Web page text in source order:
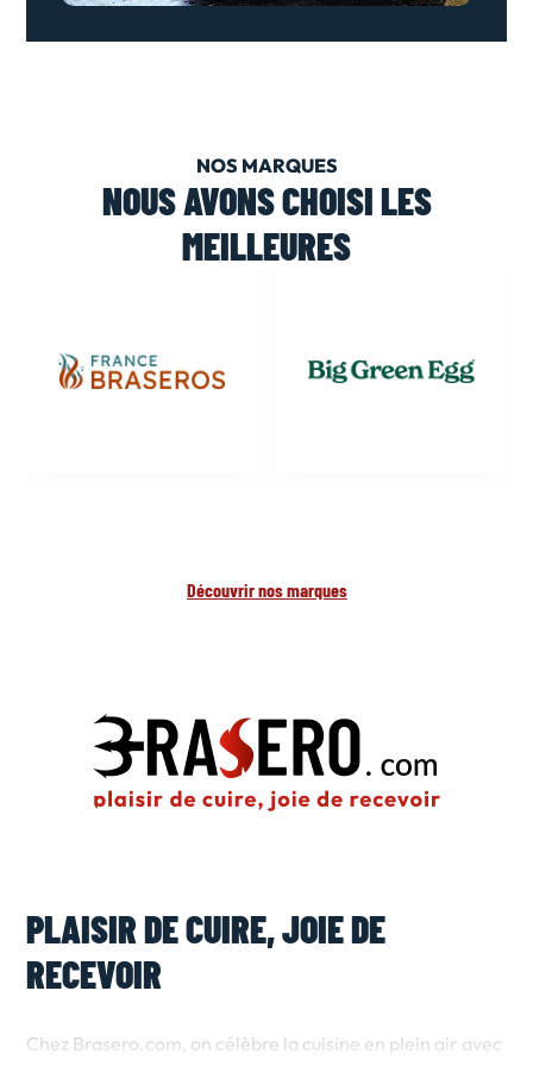
NOS MARQUES
NOUS AVONS CHOISI LES
MEILLEURES
Découvrir nos marques
PLAISIR DE CUIRE, JOIE DE
RECEVOIR
Chez Brasero.com, on célèbre la cuisine en plein air avec